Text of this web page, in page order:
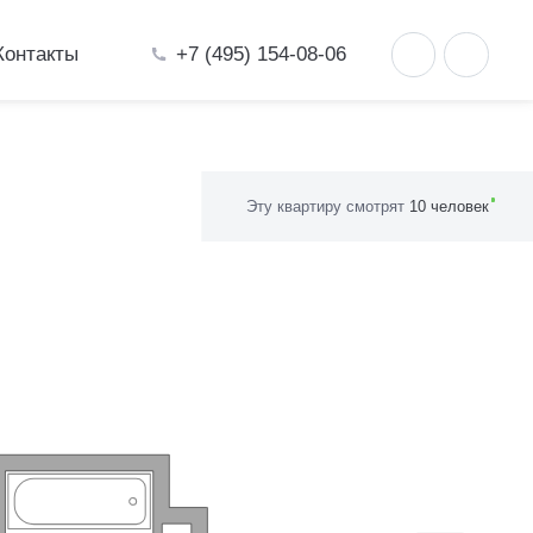
+7 (495) 154-08-06
Эту квартиру смотрят 10 человек